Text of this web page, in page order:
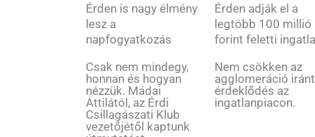
Érden is nagy élmény
lesz a
napfogyatkozás
Csak nem mindegy,
honnan és hogyan
nézzük. Mádai
Attilától, az Érdi
Csillagászati Klub
vezetőjétől kaptunk
Érden adják el a
legtöbb 100 millió
forint feletti
Nem csökken az
agglomeráció
érdeklődés az
ingatlanpiacon.